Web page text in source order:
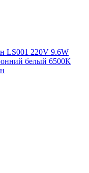
LS001 220V 9.6W
белый 6500К